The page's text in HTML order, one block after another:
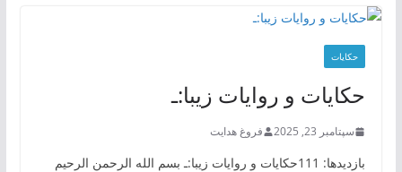
حکایات
حکایات و روایات زیبا:ـ
سپتامبر 23, 2025 فروغ هدایت
بازدیدها: 111حکایات و روایات زیبا:ـ بسم الله الرحمن الرحیم